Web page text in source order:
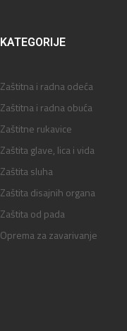
KATEGORIJE
Zaštitna i radna odeća
Zaštitna i radna obuća
Zaštitne rukavice
Zaštita glave, lica i vida
Zaštita sluha
Zaštita disajnih organa
Zaštita od pada
Oprema za zavarivanje